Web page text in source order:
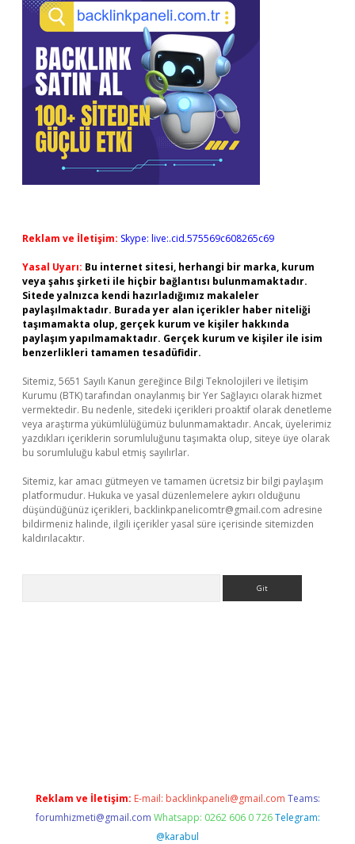
Reklam ve İletişim: Skype: live:.cid.575569c608265c69
Yasal Uyarı: Bu internet sitesi, herhangi bir marka, kurum
veya şahıs şirketi ile hiçbir bağlantısı bulunmamaktadır.
Sitede yalnızca kendi hazırladığımız makaleler
paylaşılmaktadır. Burada yer alan içerikler haber niteliği
taşımamakta olup, gerçek kurum ve kişiler hakkında
paylaşım yapılmamaktadır. Gerçek kurum ve kişiler ile isim
benzerlikleri tamamen tesadüfidir.
Sitemiz, 5651 Sayılı Kanun gereğince Bilgi Teknolojileri ve İletişim
Kurumu (BTK) tarafından onaylanmış bir Yer Sağlayıcı olarak hizmet
vermektedir. Bu nedenle, sitedeki içerikleri proaktif olarak denetleme
veya araştırma yükümlülüğümüz bulunmamaktadır. Ancak, üyelerimiz
yazdıkları içeriklerin sorumluluğunu taşımakta olup, siteye üye olarak
bu sorumluluğu kabul etmiş sayılırlar.
Sitemiz, kar amacı gütmeyen ve tamamen ücretsiz bir bilgi paylaşım
platformudur. Hukuka ve yasal düzenlemelere aykırı olduğunu
düşündüğünüz içerikleri, backlinkpanelicomtr@gmail.com adresine
bildirmeniz halinde, ilgili içerikler yasal süre içerisinde sitemizden
kaldırılacaktır.
Reklam ve İletişim: E-mail: backlinkpaneli@gmail.com Teams:
forumhizmeti@gmail.com Whatsapp: 0262 606 0 726 Telegram:
@karabul